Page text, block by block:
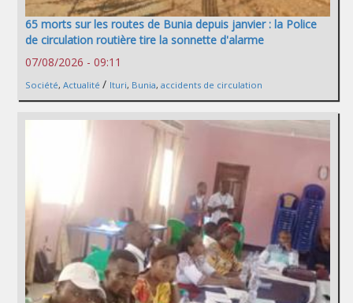
65 morts sur les routes de Bunia depuis janvier : la Police
de circulation routière tire la sonnette d'alarme
07/08/2026 - 09:11
Société, Actualité / Ituri, Bunia, accidents de circulation